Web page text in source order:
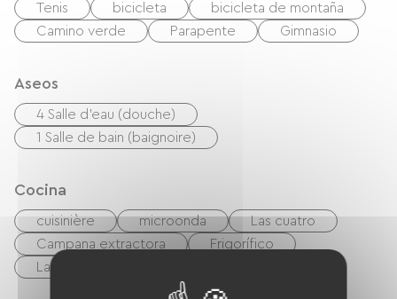
Tenis
bicicleta
bicicleta de montaña
Camino verde
Parapente Gimnasio
Aseos
4 Salle d'eau (douche)
1 Salle de bain (baignoire)
Cocina
cuisinière microonda
Las cuatro
Campana extractora
Frigorífico
Lavavajillas